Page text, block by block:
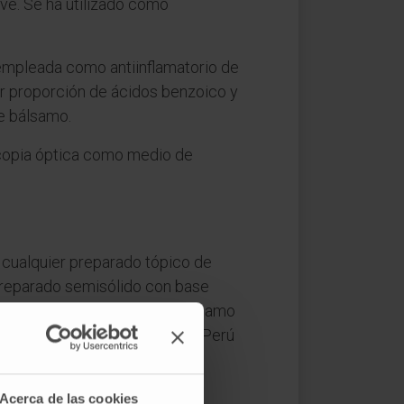
de las cookies
Se ha utilizado como
como antiinflamatorio de
proporción de ácidos benzoico y
óptica como medio de
preparado tópico de
semisólido con base
Lo que define al bálsamo
que contenga bálsamo del Perú